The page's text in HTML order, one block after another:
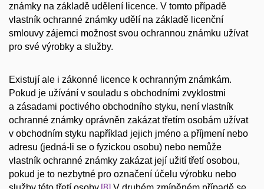
známky na základě udělení licence. V tomto případě
vlastník ochranné známky udělí na základě licenční
smlouvy zájemci možnost svou ochrannou známku užívat
pro své výrobky a služby.
Existují ale i zákonné licence k ochranným známkám.
Pokud je užívání v souladu s obchodními zvyklostmi
a zásadami poctivého obchodního styku, není vlastník
ochranné známky oprávněn zakázat třetím osobám užívat
v obchodním styku například jejich jméno a příjmení nebo
adresu (jedná-li se o fyzickou osobu) nebo nemůže
vlastník ochranné známky zakázat její užití třetí osobou,
pokud je to nezbytné pro označení účelu výrobku nebo